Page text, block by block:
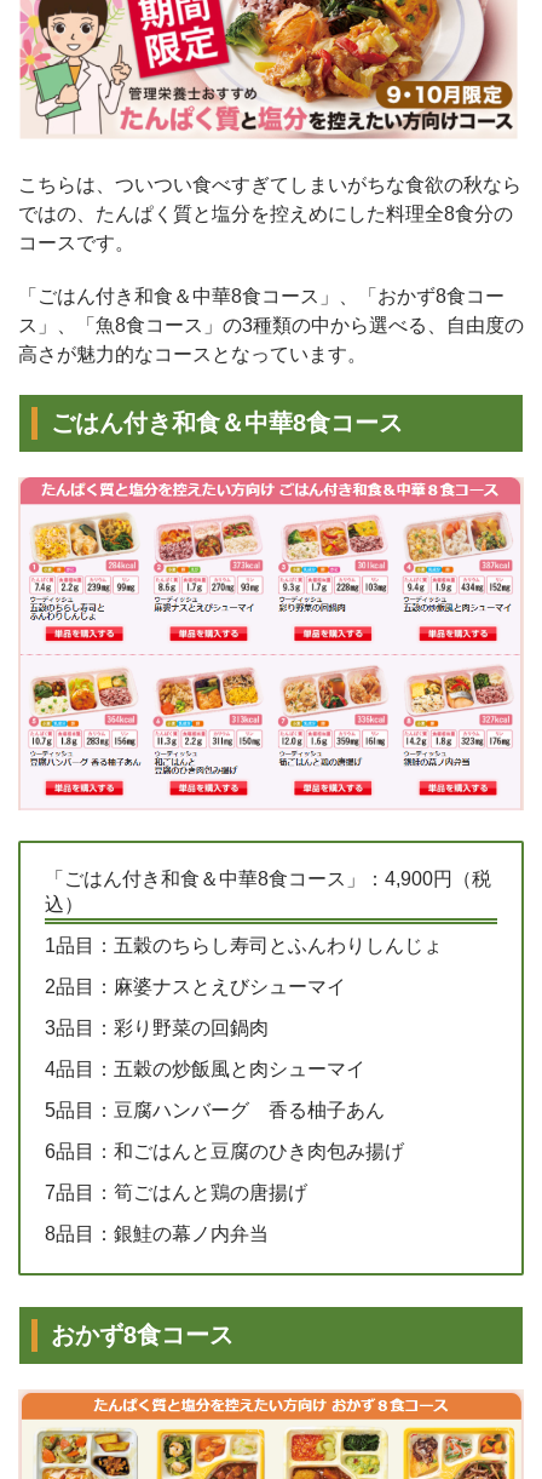
こちらは、ついつい食べすぎてしまいがちな食欲の秋なら
ではの、たんぱく質と塩分を控えめにした料理全8食分の
コースです。
「ごはん付き和食＆中華8食コース」、「おかず8食コー
ス」、「魚8食コース」の3種類の中から選べる、自由度の
高さが魅力的なコースとなっています。
ごはん付き和食＆中華8食コース
「ごはん付き和食＆中華8食コース」：4,900円（税
込）
1品目：五穀のちらし寿司とふんわりしんじょ
2品目：麻婆ナスとえびシューマイ
3品目：彩り野菜の回鍋肉
4品目：五穀の炒飯風と肉シューマイ
5品目：豆腐ハンバーグ 香る柚子あん
6品目：和ごはんと豆腐のひき肉包み揚げ
7品目：筍ごはんと鶏の唐揚げ
8品目：銀鮭の幕ノ内弁当
おかず8食コース